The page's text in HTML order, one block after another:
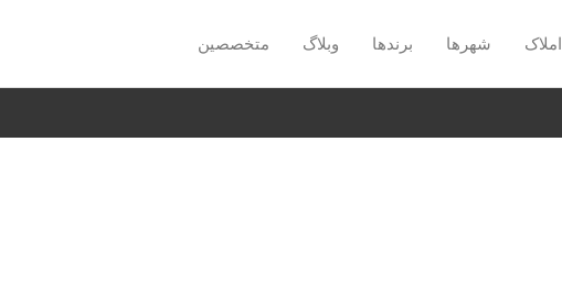
متخصصین وبلاگ برندها شهرها املاک